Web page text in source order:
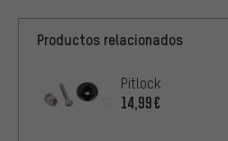
Productos relacionados
Pitlock
14,99€